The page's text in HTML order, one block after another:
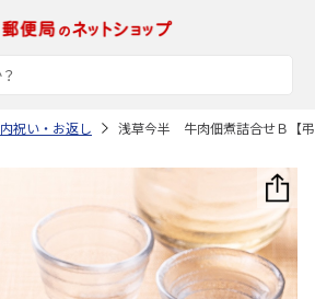
内祝い・お返し 浅草今半 牛肉佃煮詰合せＢ【